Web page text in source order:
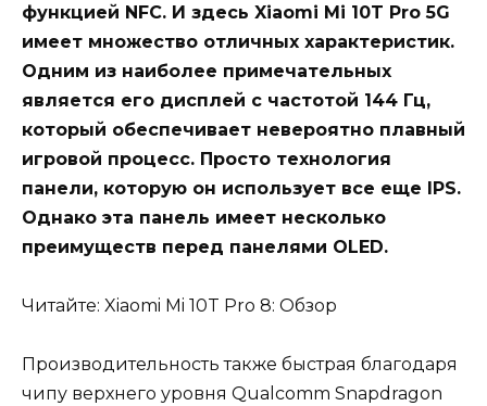
функцией NFC. И здесь Xiaomi Mi 10T Pro 5G
имеет множество отличных характеристик.
Одним из наиболее примечательных
является его дисплей с частотой 144 Гц,
который обеспечивает невероятно плавный
игровой процесс. Просто технология
панели, которую он использует все еще IPS.
Однако эта панель имеет несколько
преимуществ перед панелями OLED.
Читайте: Xiaomi Mi 10T Pro 8: Обзор
Производительность также быстрая благодаря
чипу верхнего уровня Qualcomm Snapdragon